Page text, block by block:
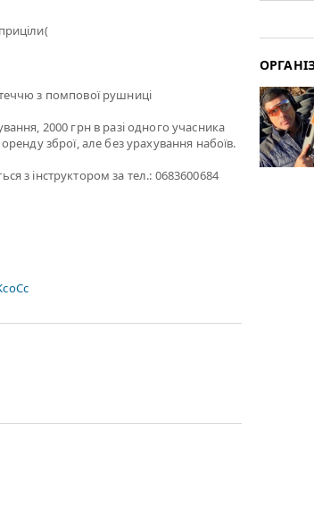
з помпової рушниці
2000 грн в разі одного учасника
зброї, але без урахування набоїв.
з інструктором за тел.: 0683600684